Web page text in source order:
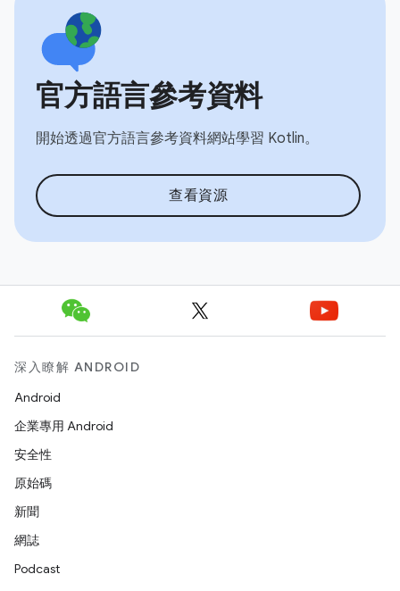
官方語言參考資料
開始透過官方語言參考資料網站學習 Kotlin。
查看資源
深入瞭解 ANDROID
Android
企業專用 Android
安全性
原始碼
新聞
網誌
Podcast